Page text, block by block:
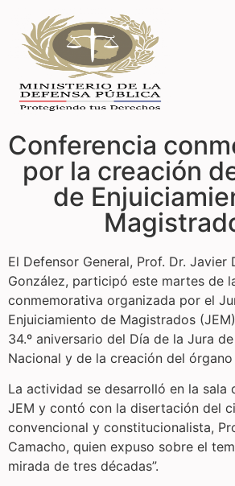
Conferencia
por la creación
de
El Defensor General, Prof. Dr. Javier
González, participó este martes de
conmemorativa organizada por el
Enjuiciamiento de Magistrados
34.º aniversario del Día de la Jura
Nacional y de la creación del
La actividad se desarrolló en la sala
JEM y contó con la disertación del
convencional y constitucionalista,
Camacho, quien expuso sobre el
mirada de tres décadas”.